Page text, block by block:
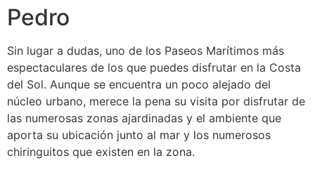
Pedro
Sin lugar a dudas, uno de los Paseos Marítimos más
espectaculares de los que puedes disfrutar en la Costa
del Sol. Aunque se encuentra un poco alejado del
núcleo urbano, merece la pena su visita por disfrutar de
las numerosas zonas ajardinadas y el ambiente que
aporta su ubicación junto al mar y los numerosos
chiringuitos que existen en la zona.